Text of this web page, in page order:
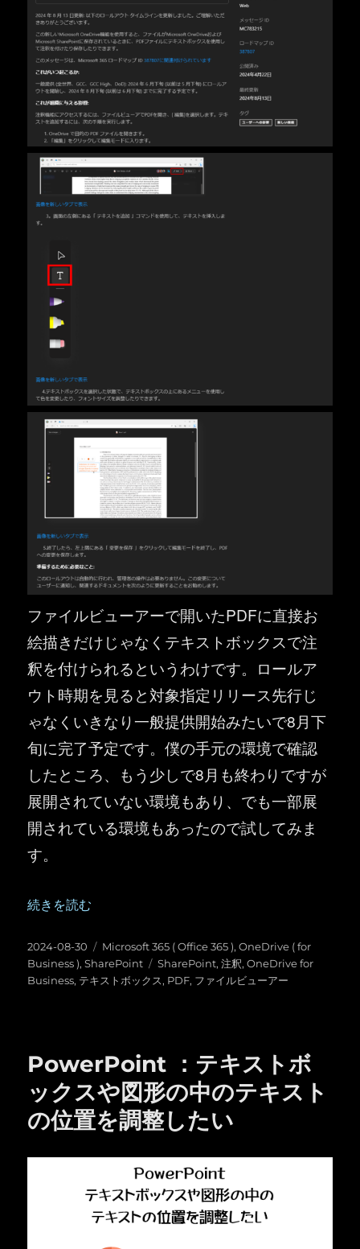
ファイルビューアーで開いたPDFに直接お
絵描きだけじゃなくテキストボックスで注
釈を付けられるというわけです。ロールア
ウト時期を見ると対象指定リリース先行じ
ゃなくいきなり一般提供開始みたいで8月下
旬に完了予定です。僕の手元の環境で確認
したところ、もう少しで8月も終わりですが
展開されていない環境もあり、でも一部展
開されている環境もあったので試してみま
す。
“OneDrive for Business ／ SharePoint ：PDFにテキスト
続きを読む
投
稿
日:
2024-08-30
カ
テ
ゴ
Microsoft 365 ( Office 365 ),OneDrive ( for
Business ),SharePoint
タ
グ
SharePoint,注釈,OneDrive for
Business, テキストボックス, PDF, ファイルビューアー
PowerPoint ：テキストボ
ックスや図形の中のテキスト
の位置を調整したい